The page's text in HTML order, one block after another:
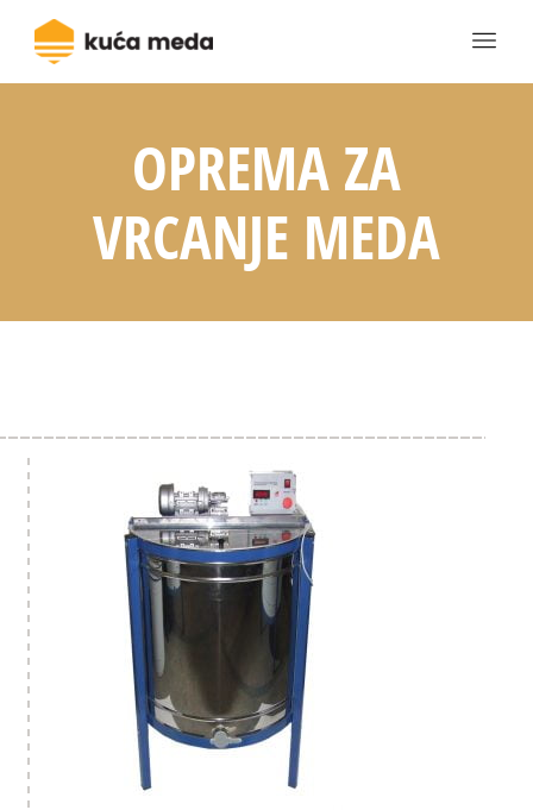
OPREMA ZA
VRCANJE MEDA